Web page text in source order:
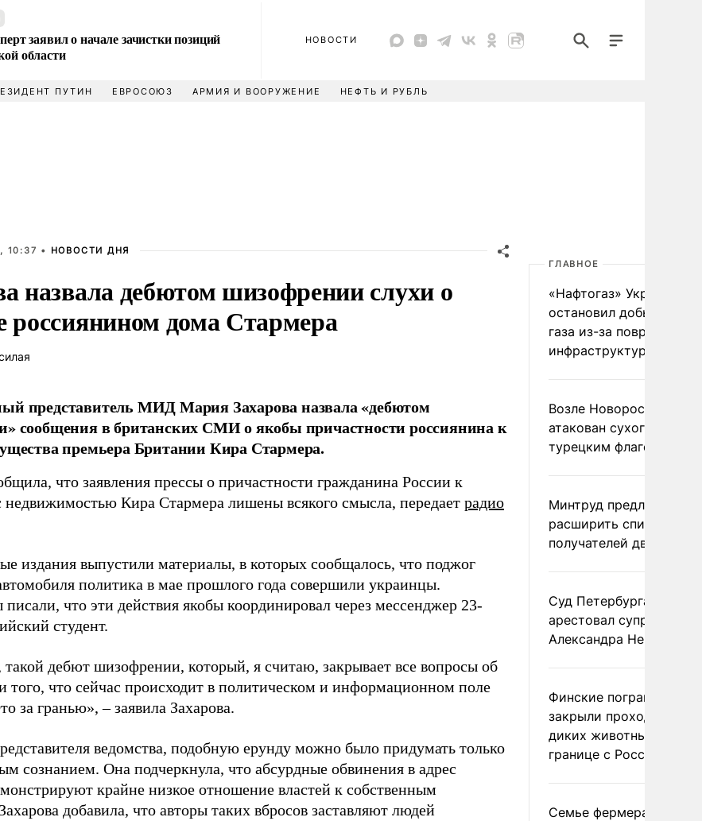
заявил о начале зачистки позиций
области
НОВОСТИ
ПУТИН ЕВРОСОЮЗ АРМИЯ И ВООРУЖЕНИЕ НЕФТЬ И РУБЛЬ
10:37 • НОВОСТИ ДНЯ
назвала дебютом шизофрении слухи о
россиянином дома Стармера
представитель МИД Мария Захарова назвала «дебютом
сообщения в британских СМИ о якобы причастности россиянина к
премьера Британии Кира Стармера.
что заявления прессы о причастности гражданина России к
недвижимостью Кира Стармера лишены всякого смысла, передает радио
издания выпустили материалы, в которых сообщалось, что поджог
политика в мае прошлого года совершили украинцы.
что эти действия якобы координировал через мессенджер 23-
студент.
такой дебют шизофрении, который, я считаю, закрывает все вопросы об
того, что сейчас происходит в политическом и информационном поле
за гранью», – заявила Захарова.
ведомства, подобную ерунду можно было придумать только
сознанием. Она подчеркнула, что абсурдные обвинения в адрес
крайне низкое отношение властей к собственным
добавила, что авторы таких вбросов заставляют людей
ГЛАВНОЕ
«Нафтогаз» Украины
остановил добычу
газа из-за повреждения
инфраструктуры
Возле Новороссийска
атакован сухогруз под
турецким флагом
Минтруд предложил
расширить список
получателей двух
Суд Петербурга заочно
арестовал супругу
Александра Невзорова
Финские пограничники
закрыли проходы для
диких животных на
границе с Россией
Семье фермера